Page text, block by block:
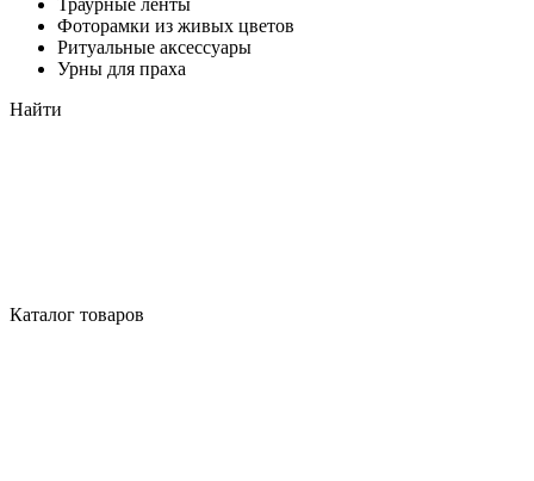
Траурные ленты
Фоторамки из живых цветов
Ритуальные аксессуары
Урны для праха
Найти
Каталог товаров